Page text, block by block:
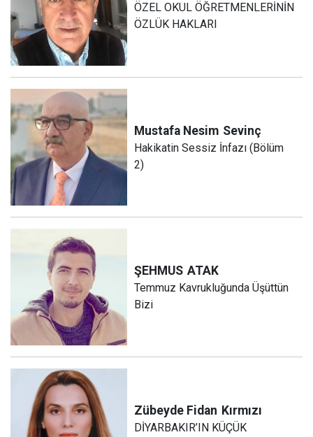
ÖZEL OKUL ÖĞRETMENLERİNİN
ÖZLÜK HAKLARI
Mustafa Nesim Sevinç
Hakikatin Sessiz İnfazı (Bölüm
2)
ŞEHMUS ATAK
Temmuz Kavrukluğunda Üşüttün
Bizi
Zübeyde Fidan Kırmızı
DİYARBAKIR’IN KÜÇÜK